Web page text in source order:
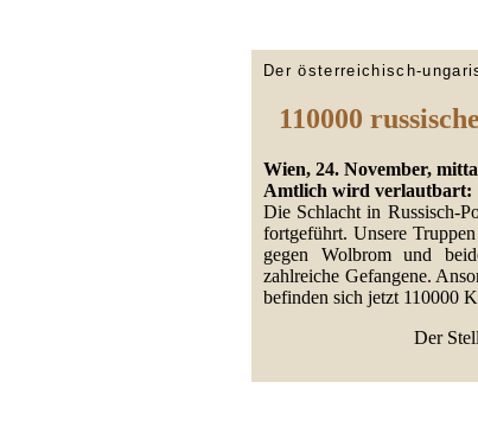
Der österreichisch-
110000
Wien, 24. November,
Amtlich wird verlautbart:
Die Schlacht in Russisch-
fortgeführt. Unsere
gegen Wolbrom und
zahlreiche Gefangene.
befinden sich jetzt 110000
Der